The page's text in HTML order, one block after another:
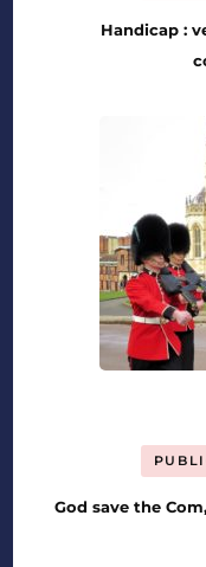
Handicap :
God save the